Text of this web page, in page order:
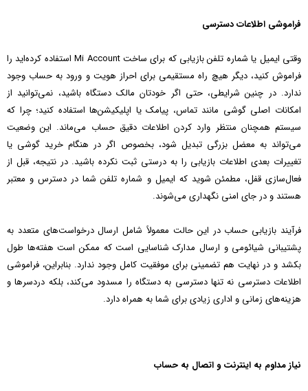
فراموشی اطلاعات دسترسی
وقتی ایمیل یا شماره تلفن بازیابی که برای ساخت Mi Account استفاده کرده‌اید را
فراموش کنید، دیگر هیچ راه مستقیمی برای احراز هویت و ورود به حساب وجود
ندارد. در چنین شرایطی، حتی اگر خودتان مالک دستگاه باشید، نمی‌توانید از
امکانات اصلی گوشی مانند تماس، پیامک یا اپلیکیشن‌ها استفاده کنید؛ چرا که
سیستم همچنان منتظر وارد کردن اطلاعات دقیق حساب می‌ماند. این وضعیت
می‌تواند به معضل بزرگی تبدیل شود، بخصوص اگر در هنگام خرید گوشی یا
تغییرات بعدی اطلاعات بازیابی را به درستی ثبت نکرده باشید. در نتیجه، قبل از
فعال‌سازی قفل، مطمئن شوید که ایمیل و شماره تلفن شما در دسترس و معتبر
هستند و در جای امنی نگهداری می‌شوند.
فرآیند بازیابی حساب در این حالت معمولاً شامل ارسال درخواست‌های متعدد به
پشتیبانی شیائومی و ارسال مدارک شناسایی است که ممکن است هفته‌ها طول
بکشد و در نهایت هم تضمینی برای موفقیت کامل وجود ندارد. بنابراین، فراموشی
اطلاعات دسترسی نه تنها دسترسی به دستگاه را مسدود می‌کند، بلکه دردسرها و
هزینه‌های زمانی و اداری زیادی برای شما به همراه دارد.
نیاز مداوم به اینترنت و اتصال به حساب